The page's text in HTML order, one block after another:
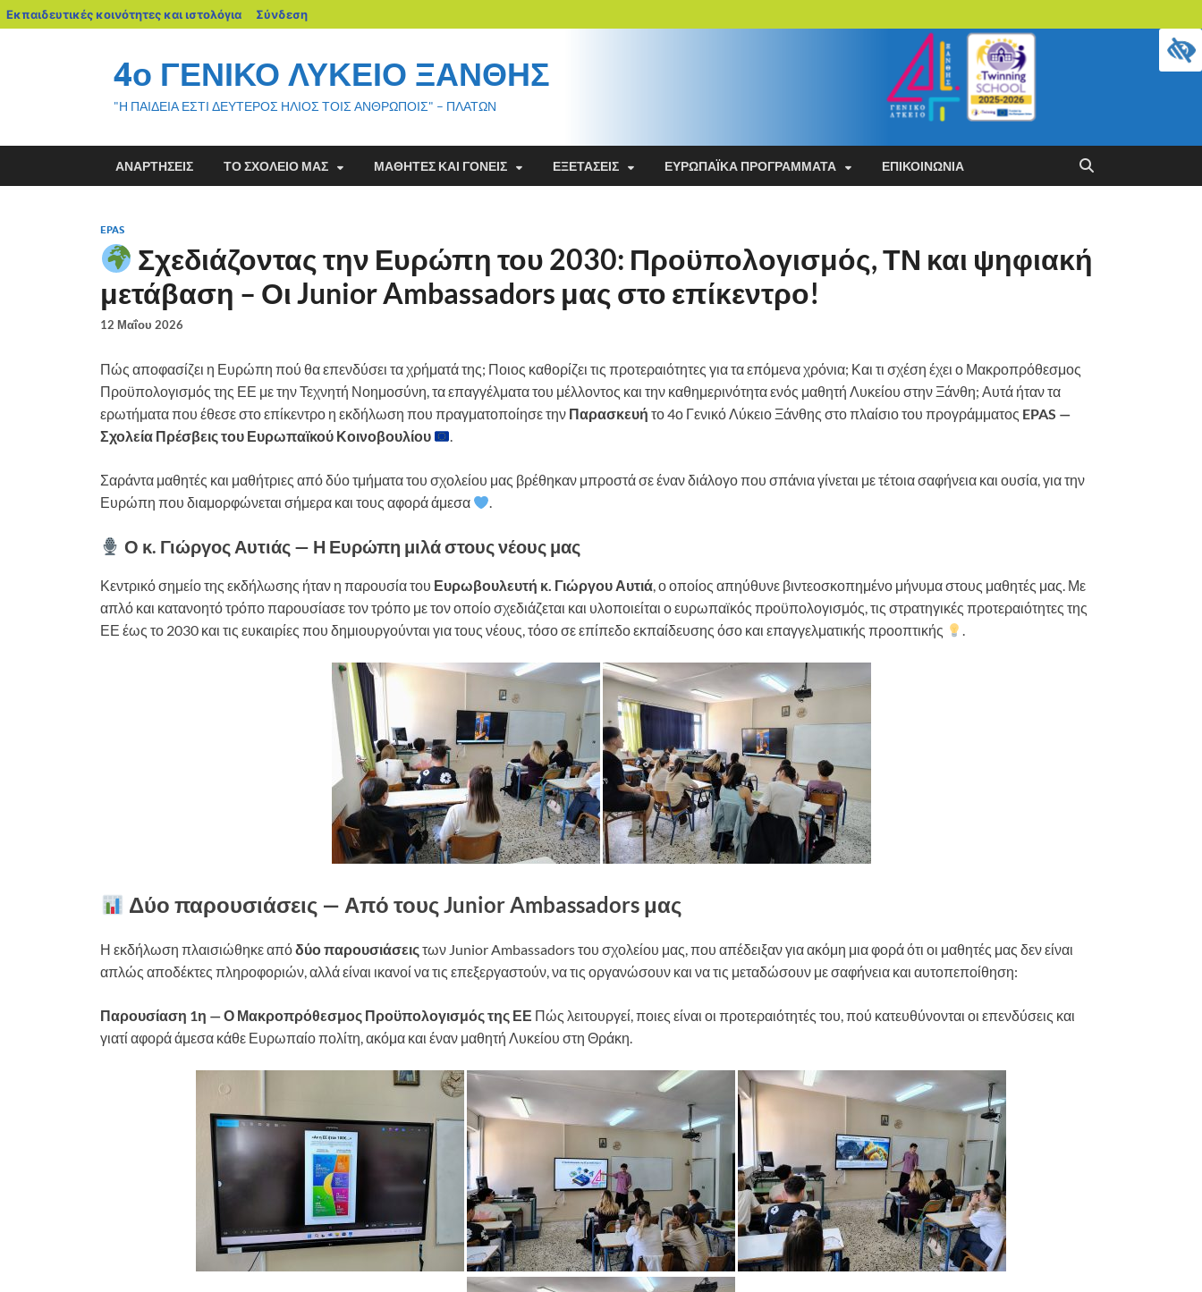
Εκπαιδευτικές κοινότητες και ιστολόγια Σύνδεση
4ο ΓΕΝΙΚΟ ΛΥΚΕΙΟ ΞΑΝΘΗΣ
"Η ΠΑΙΔΕΙΑ ΕΣΤΙ ΔΕΥΤΕΡΟΣ ΗΛΙΟΣ ΤΟΙΣ ΑΝΘΡΩΠΟΙΣ" – ΠΛΑΤΩΝ
ΑΝΑΡΤΉΣΕΙΣ ΤΟ ΣΧΟΛΕΊΟ ΜΑΣ ΜΑΘΗΤΈΣ ΚΑΙ ΓΟΝΕΊΣ ΕΞΕΤΆΣΕΙΣ ΕΥΡΩΠΑΪΚΆ ΠΡΟΓΡΆΜΜΑΤΑ ΕΠΙΚΟΙΝΩΝΊΑ
EPAS
Σχεδιάζοντας την Ευρώπη του 2030: Προϋπολογισμός, ΤΝ και ψηφιακή
μετάβαση – Οι Junior Ambassadors μας στο επίκεντρο!
12 Μαΐου 2026
Πώς αποφασίζει η Ευρώπη πού θα επενδύσει τα χρήματά της; Ποιος καθορίζει τις προτεραιότητες για τα επόμενα χρόνια; Και τι σχέση έχει ο Μακροπρόθεσμος
Προϋπολογισμός της ΕΕ με την Τεχνητή Νοημοσύνη, τα επαγγέλματα του μέλλοντος και την καθημερινότητα ενός μαθητή Λυκείου στην Ξάνθη; Αυτά ήταν τα
ερωτήματα που έθεσε στο επίκεντρο η εκδήλωση που πραγματοποίησε την Παρασκευή το 4ο Γενικό Λύκειο Ξάνθης στο πλαίσιο του προγράμματος EPAS —
Σχολεία Πρέσβεις του Ευρωπαϊκού Κοινοβουλίου
.
Σαράντα μαθητές και μαθήτριες από δύο τμήματα του σχολείου μας βρέθηκαν μπροστά σε έναν διάλογο που σπάνια γίνεται με τέτοια σαφήνεια και ουσία, για την
Ευρώπη που διαμορφώνεται σήμερα και τους αφορά άμεσα
.
Ο κ. Γιώργος Αυτιάς — Η Ευρώπη μιλά στους νέους μας
Κεντρικό σημείο της εκδήλωσης ήταν η παρουσία του Ευρωβουλευτή κ. Γιώργου Αυτιά, ο οποίος απηύθυνε βιντεοσκοπημένο μήνυμα στους μαθητές μας. Με
απλό και κατανοητό τρόπο παρουσίασε τον τρόπο με τον οποίο σχεδιάζεται και υλοποιείται ο ευρωπαϊκός προϋπολογισμός, τις στρατηγικές προτεραιότητες της
ΕΕ έως το 2030 και τις ευκαιρίες που δημιουργούνται για τους νέους, τόσο σε επίπεδο εκπαίδευσης όσο και επαγγελματικής προοπτικής
.
Δύο παρουσιάσεις — Από τους Junior Ambassadors μας
Η εκδήλωση πλαισιώθηκε απόδύο παρουσιάσειςτων Junior Ambassadors του σχολείου μας, που απέδειξαν για ακόμη μια φορά ότι οι μαθητές μας δεν είναι
απλώς αποδέκτες πληροφοριών, αλλά είναι ικανοί να τις επεξεργαστούν, να τις οργανώσουν και να τις μεταδώσουν με σαφήνεια και αυτοπεποίθηση:
Παρουσίαση 1η — Ο Μακροπρόθεσμος Προϋπολογισμός της ΕΕ Πώς λειτουργεί, ποιες είναι οι προτεραιότητές του, πού κατευθύνονται οι επενδύσεις και
γιατί αφορά άμεσα κάθε Ευρωπαίο πολίτη, ακόμα και έναν μαθητή Λυκείου στη Θράκη.